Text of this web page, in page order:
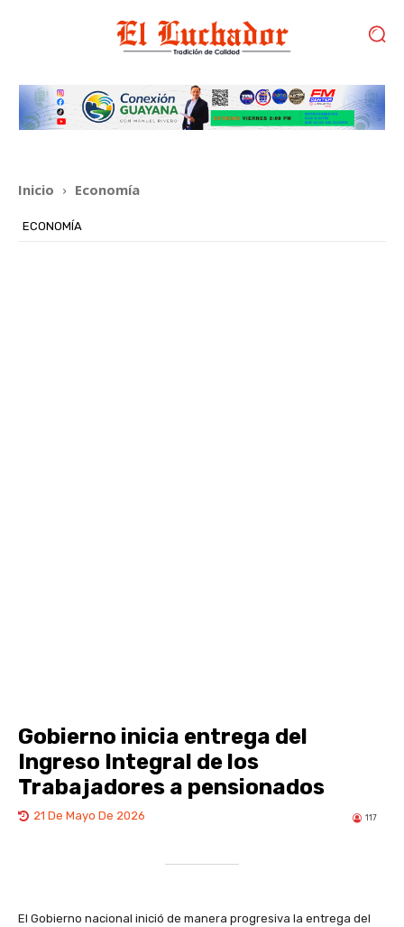
Inicio Economía
ECONOMÍA
Gobierno inicia entrega del
Ingreso Integral de los
Trabajadores a pensionados
21 De Mayo De 2026 117
El Gobierno nacional inició de manera progresiva la entrega del